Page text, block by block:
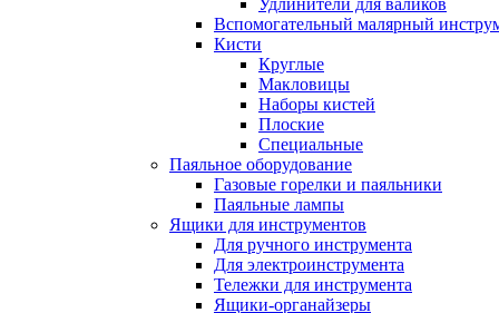
Удлинители для валиков
Вспомогательный малярный
Кисти
Круглые
Макловицы
Наборы кистей
Плоские
Специальные
Паяльное оборудование
Газовые горелки и паяльники
Паяльные лампы
Ящики для инструментов
Для ручного инструмента
Для электроинструмента
Тележки для инструмента
Ящики-органайзеры